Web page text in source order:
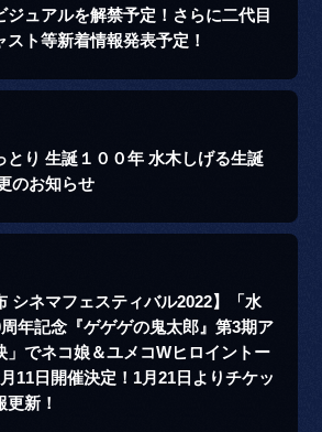
ジュアルを解禁予定！さらに二代目
スト等新着情報発表予定！
とり 生誕１００年 水木しげる生誕
のお知らせ
シネマフェスティバル2022】「水
年記念『ゲゲゲの鬼太郎』第3期ア
」でネコ娘＆ユメコWヒロイントー
11日開催決定！1月21日よりチケッ
更新！